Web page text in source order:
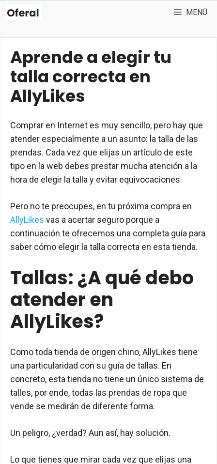
Saltar
MENÚ
Aprende a elegir tu
talla correcta en
AllyLikes
Comprar en Internet es muy sencillo, pero hay que
atender especialmente a un asunto: la talla de las
prendas. Cada vez que elijas un artículo de este
tipo en la web debes prestar mucha atención a la
hora de elegir la talla y evitar equivocaciones.
Pero no te preocupes, en tu próxima compra en
AllyLikes vas a acertar seguro porque a
continuación te ofrecemos una completa guía para
saber cómo elegir la talla correcta en esta tienda.
Tallas: ¿A qué debo
atender en
AllyLikes?
Como toda tienda de origen chino, AllyLikes tiene
una particularidad con su guía de tallas. En
concreto, esta tienda no tiene un único sistema de
talles, por ende, todas las prendas de ropa que
vende se medirán de diferente forma.
Un peligro, ¿verdad? Aun así, hay solución.
Lo que tienes que mirar cada vez que elijas una